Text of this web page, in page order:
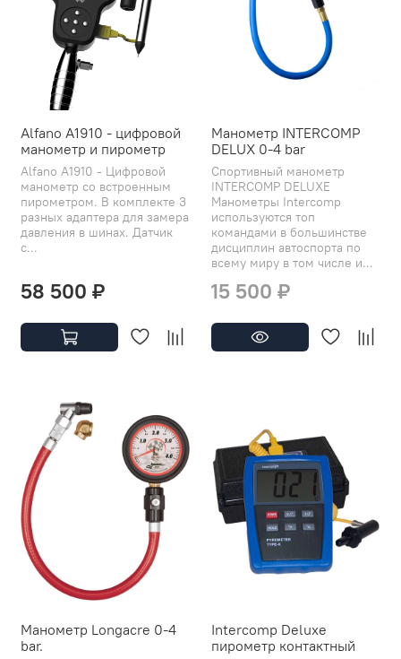
Alfano A1910 - цифровой
манометр и пирометр
Alfano A1910 - Цифровой
манометр со встроенным
пирометром. В комплекте 3
разных адаптера для замера
давления в шинах. Датчик
с...
58 500 ₽
Манометр INTERCOMP
DELUX 0-4 bar
Спортивный манометр
INTERCOMP DELUXE
Манометры Intercomp
используются топ
командами в большинстве
дисциплин автоспорта по
всему миру в том числе и...
15 500 ₽
Манометр Longacre 0-4
bar.
Intercomp Deluxe
пирометр контактный